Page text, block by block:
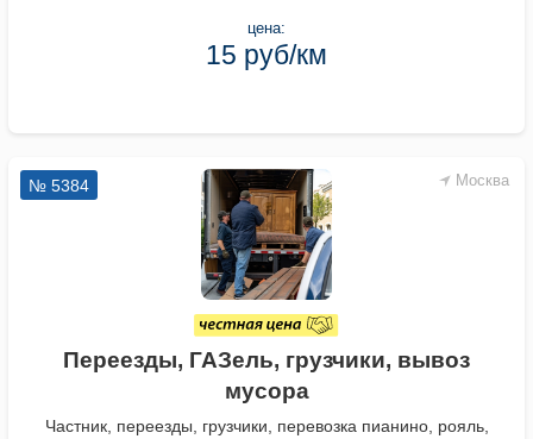
цена:
15 руб/км
Москва
№ 5384
Переезды, ГАЗель, грузчики, вывоз
мусора
Частник, переезды, грузчики, перевозка пианино, рояль,